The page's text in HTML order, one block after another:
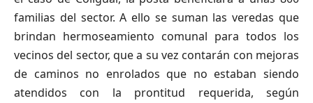
familias del sector. A ello se suman las veredas que
brindan hermoseamiento comunal para todos los
vecinos del sector, que a su vez contarán con mejoras
de caminos no enrolados que no estaban siendo
atendidos con la prontitud requerida, según